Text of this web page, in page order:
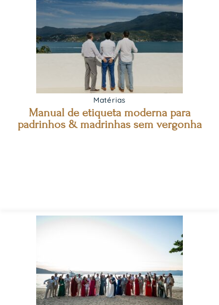
Matérias
Manual de etiqueta moderna para
padrinhos & madrinhas sem vergonha